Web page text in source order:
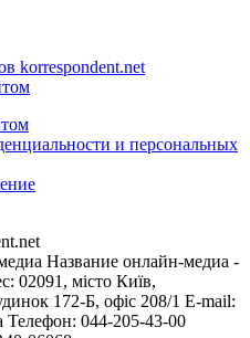
korrespondent.net
и персональных
Название онлайн-медиа -
02091, місто Київ,
172-Б, офіс 208/1 E-mail:
Телефон: 044-205-43-00